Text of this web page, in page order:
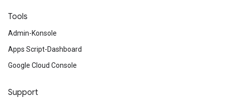
Tools
Admin-Konsole
Apps Script-Dashboard
Google Cloud Console
Support